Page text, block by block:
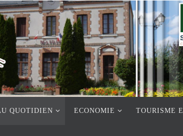
QUOTIDIEN ECONOMIE TOURISME